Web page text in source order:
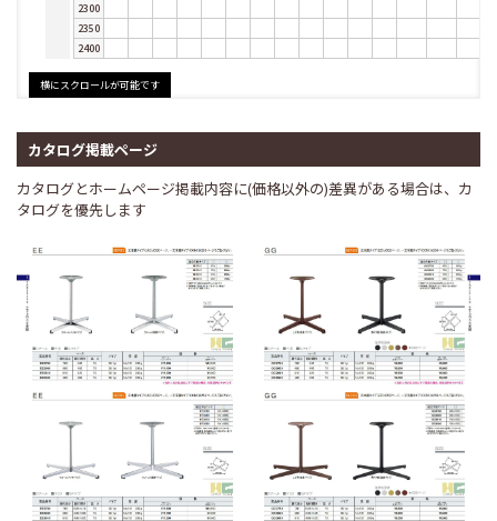
2300
2350
2400
カタログ掲載ページ
カタログとホームページ掲載内容に(価格以外の)差異がある場合は、カ
タログを優先します